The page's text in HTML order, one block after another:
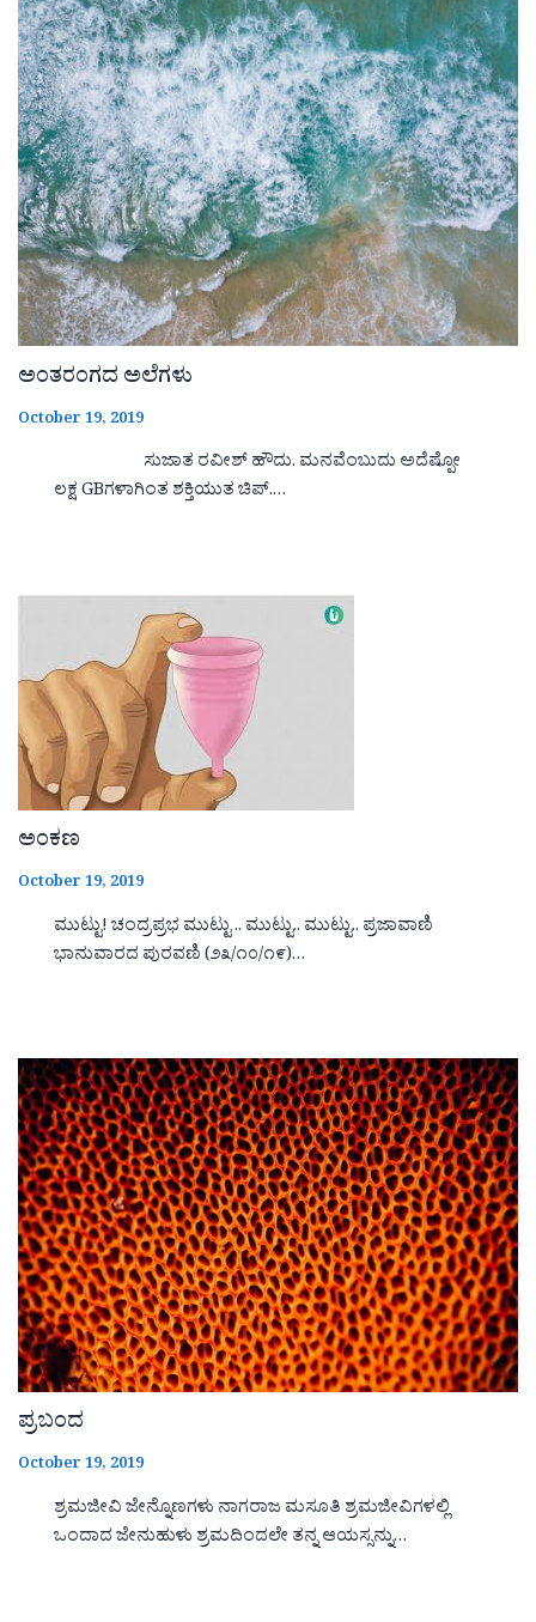
ಅಂತರಂಗದ ಅಲೆಗಳು
October 19, 2019
ಸುಜಾತ ರವೀಶ್ ಹೌದು. ಮನವೆಂಬುದು ಅದೆಷ್ಪೋ
ಲಕ್ಷ GBಗಳಾಗಿಂತ ಶಕ್ತಿಯುತ ಚಿಪ್.…
ಅಂಕಣ
October 19, 2019
ಮುಟ್ಟು! ಚಂದ್ರಪ್ರಭ ಮುಟ್ಟು .. ಮುಟ್ಟು.. ಮುಟ್ಟು.. ಪ್ರಜಾವಾಣಿ
ಭಾನುವಾರದ ಪುರವಣಿ (೨೩/೧೦/೧೯)…
ಪ್ರಬಂದ
October 19, 2019
ಶ್ರಮಜೀವಿ ಜೇನ್ನೊಣಗಳು ನಾಗರಾಜ ಮಸೂತಿ ಶ್ರಮಜೀವಿಗಳಲ್ಲಿ
ಒಂದಾದ ಜೇನುಹುಳು ಶ್ರಮದಿಂದಲೇ ತನ್ನ ಆಯಸ್ಸನ್ನು…